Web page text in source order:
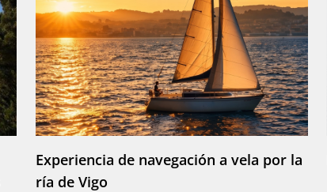
Experiencia de navegación a vela por la
ría de Vigo